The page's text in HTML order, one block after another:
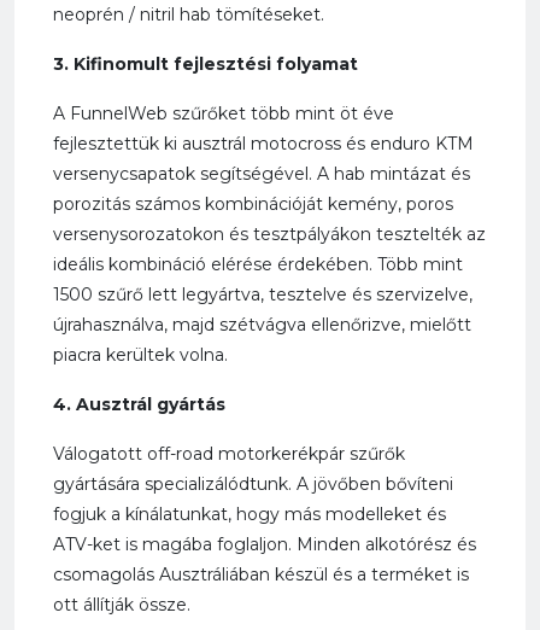
neoprén / nitril hab tömítéseket.
3. Kifinomult fejlesztési folyamat
A FunnelWeb szűrőket több mint öt éve
fejlesztettük ki ausztrál motocross és enduro KTM
versenycsapatok segítségével. A hab mintázat és
porozitás számos kombinációját kemény, poros
versenysorozatokon és tesztpályákon tesztelték az
ideális kombináció elérése érdekében. Több mint
1500 szűrő lett legyártva, tesztelve és szervizelve,
újrahasználva, majd szétvágva ellenőrizve, mielőtt
piacra kerültek volna.
4. Ausztrál gyártás
Válogatott off-road motorkerékpár szűrők
gyártására specializálódtunk. A jövőben bővíteni
fogjuk a kínálatunkat, hogy más modelleket és
ATV-ket is magába foglaljon. Minden alkotórész és
csomagolás Ausztráliában készül és a terméket is
ott állítják össze.